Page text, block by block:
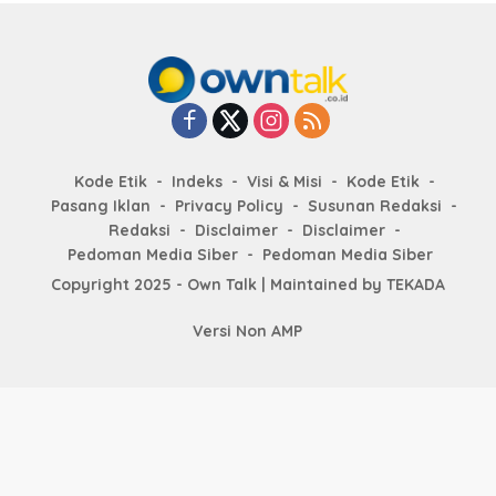
Kode Etik Indeks Visi & Misi
Kode Etik
Pasang Iklan
Privacy Policy
Susunan Redaksi
Redaksi
Disclaimer
Disclaimer
Pedoman Media Siber
Pedoman Media Siber
Copyright 2025 - Own Talk | Maintained by TEKADA
Versi Non AMP